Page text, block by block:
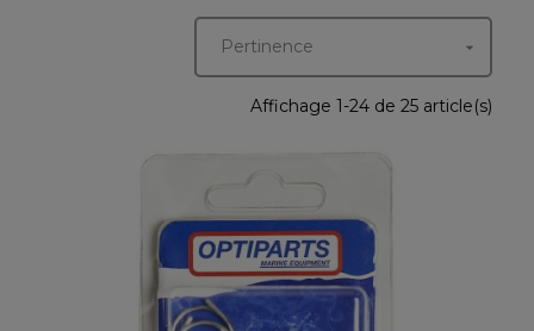
Pertinence 
Affichage 1-24 de 25 article(s)